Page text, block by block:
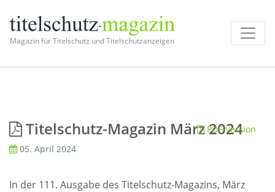
Magazin für Titelschutz und Titelschutzanzeigen
Titelschutz-Magazin März 2024
05. April 2024
PDF-Version
In der 111. Ausgabe des Titelschutz-Magazins, März